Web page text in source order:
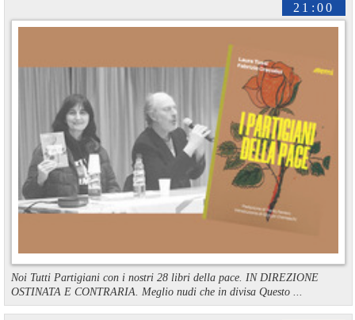
21:00
Noi Tutti Partigiani con i nostri 28 libri della pace. IN DIREZIONE
OSTINATA E CONTRARIA. Meglio nudi che in divisa Questo ...